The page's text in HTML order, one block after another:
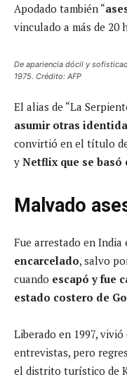
Apodado también “
vinculado a más de 20
De apariencia dócil y
1975. Crédito: AFP
El alias de “La
asumir otras
convirtió en el título
y Netflix que se basó
Malvado
Fue arrestado en India
encarcelado, salvo
cuando escapó y fue
estado costero de
Liberado en 1997,
entrevistas, pero
el distrito turístico de